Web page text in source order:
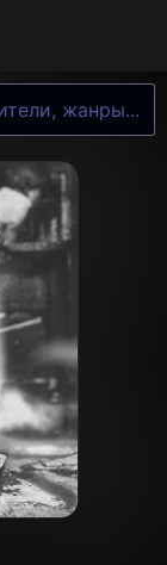
жанры...